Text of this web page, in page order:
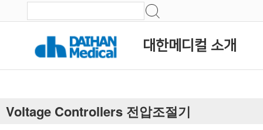
대한메디컬 소개
Voltage Controllers 전압조절기